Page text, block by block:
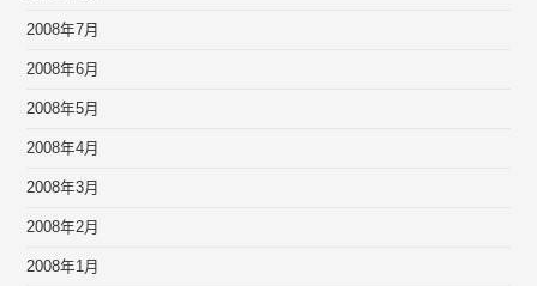
2008年7月
2008年6月
2008年5月
2008年4月
2008年3月
2008年2月
2008年1月